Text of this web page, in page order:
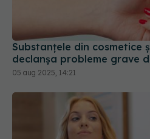
Substanțele din cosmetice
declanșa probleme grave
05 aug 2025, 14:21